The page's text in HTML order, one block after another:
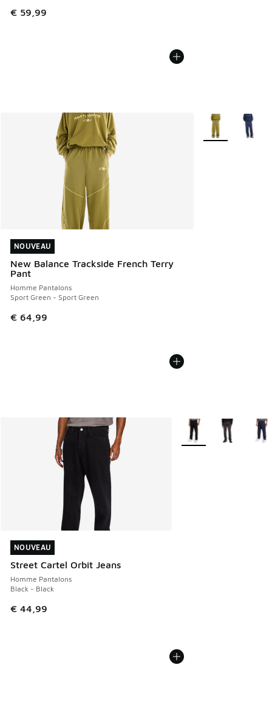
€ 59,99
NOUVEAU
New Balance Trackside French Terry
Pant
Homme Pantalons
Sport Green - Sport Green
€ 64,99
NOUVEAU
Plus de couleurs
NOUVEAU
Street Cartel Orbit Jeans
Homme Pantalons
Black - Black
€ 44,99
NOUVEAU
Plus de couleurs